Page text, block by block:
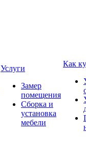
Услуги
Замер
помещения
Сборка и
установка
мебели
Как